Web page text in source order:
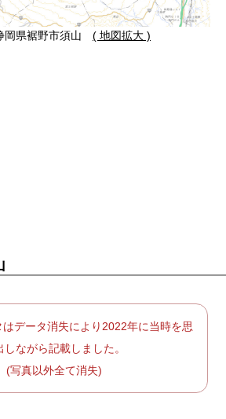
岡県裾野市須山 ( 地図拡大 )
はデータ消失により2022年に当時を思
しながら記載しました。
(写真以外全て消失)